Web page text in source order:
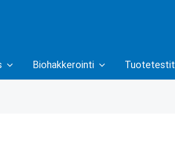
Biohakkerointi Tuotetestit